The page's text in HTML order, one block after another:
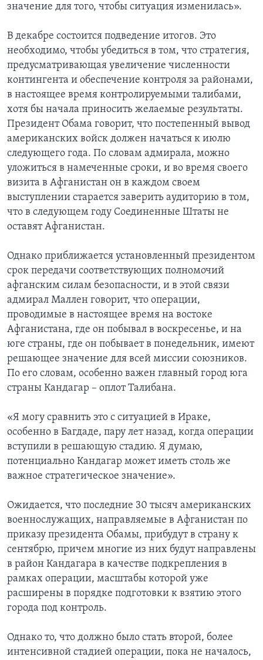
значение для того, чтобы ситуация изменилась».
В декабре состоится подведение итогов. Это
необходимо, чтобы убедиться в том, что стратегия,
предусматривающая увеличение численности
контингента и обеспечение контроля за районами,
в настоящее время контролируемыми талибами,
хотя бы начала приносить желаемые результаты.
Президент Обама говорит, что постепенный вывод
американских войск должен начаться к июлю
следующего года. По словам адмирала, можно
уложиться в намеченные сроки, и во время своего
визита в Афганистан он в каждом своем
выступлении старается заверить аудиторию в том,
что в следующем году Соединенные Штаты не
оставят Афганистан.
Однако приближается установленный президентом
срок передачи соответствующих полномочий
афганским силам безопасности, и в этой связи
адмирал Маллен говорит, что операции,
проводимые в настоящее время на востоке
Афганистана, где он побывал в воскресенье, и на
юге страны, где он побывает в понедельник, имеют
решающее значение для всей миссии союзников.
По его словам, особенно важен главный город юга
страны Кандагар – оплот Талибана.
«Я могу сравнить это с ситуацией в Ираке,
особенно в Багдаде, пару лет назад, когда операции
вступили в решающую стадию. Я думаю,
потенциально Кандагар может иметь столь же
важное стратегическое значение».
Ожидается, что последние 30 тысяч американских
военнослужащих, направляемые в Афганистан по
приказу президента Обамы, прибудут в страну к
сентябрю, причем многие из них будут направлены
в район Кандагара в качестве подкрепления в
рамках операции, масштабы которой уже
расширены в порядке подготовки к взятию этого
города под контроль.
Однако то, что должно было стать второй, более
интенсивной стадией операции, пока не началось,